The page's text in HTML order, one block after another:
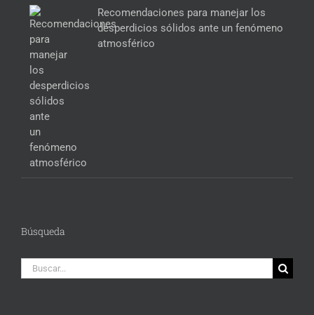
Recomendaciones para manejar los
desperdicios sólidos ante un fenómeno
atmosférico
Búsqueda
Buscar: